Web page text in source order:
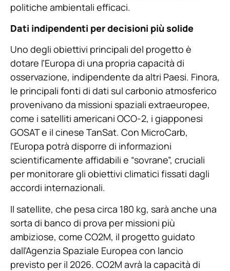
politiche ambientali efficaci.
Dati indipendenti per decisioni più solide
Uno degli obiettivi principali del progetto è
dotare l’Europa di una propria capacità di
osservazione, indipendente da altri Paesi. Finora,
le principali fonti di dati sul carbonio atmosferico
provenivano da missioni spaziali extraeuropee,
come i satelliti americani OCO-2, i giapponesi
GOSAT e il cinese TanSat. Con MicroCarb,
l’Europa potrà disporre di informazioni
scientificamente affidabili e “sovrane”, cruciali
per monitorare gli obiettivi climatici fissati dagli
accordi internazionali.
Il satellite, che pesa circa 180 kg, sarà anche una
sorta di banco di prova per missioni più
ambiziose, come CO2M, il progetto guidato
dall’Agenzia Spaziale Europea con lancio
previsto per il 2026. CO2M avrà la capacità di